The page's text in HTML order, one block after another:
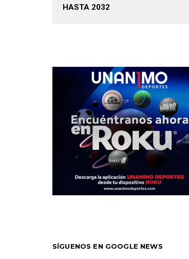
HASTA 2032
SÍGUENOS EN GOOGLE NEWS